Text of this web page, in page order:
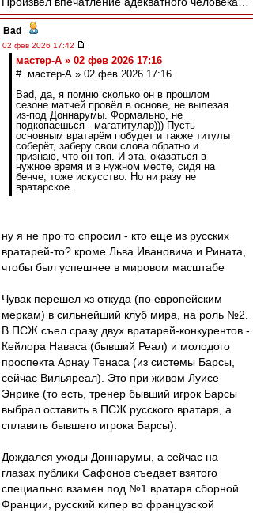
Bad -
02 фев 2026 17:42
мастер-А » 02 фев 2026 17:16
# мастер-А » 02 фев 2026 17:16
Bad, да, я помню сколько он в прошлом
сезоне матчей провёл в основе, не вылезая
из-под Доннарумы. Формально, не
подкопаешься - магатитулар))) Пусть
основным вратарём побудет и также титулы
соберёт, заберу свои слова обратно и
признаю, что он топ. И эта, оказаться в
нужное время и в нужном месте, сидя на
бенче, тоже искусство. Но ни разу не
вратарское.
ну я не про то спросил - кто еще из русских
вратарей-то? кроме Льва Ивановича и Рината,
чтобы был успешнее в мировом масштабе
Чувак перешел хз откуда (по европейским
меркам) в сильнейший клуб мира, на роль №2.
В ПСЖ съел сразу двух вратарей-конкурентов -
Кейлора Наваса (бывший Реал) и молодого
проспекта Арнау Тенаса (из системы Барсы,
сейчас Вильяреал). Это при живом Луисе
Энрике (то есть, тренер бывший игрок Барсы
выбрал оставить в ПСЖ русского вратаря, а
сплавить бывшего игрока Барсы).
Дождался уходы Доннарумы, а сейчас на
глазах публики Сафонов съедает взятого
специально взамен под №1 вратаря сборной
Франции, русский кипер во французской